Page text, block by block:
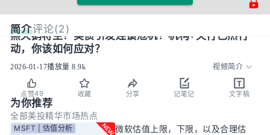
简介评论(2)
黑天鹅将至？美债引发连锁危机！机构+央行已然行
动，你该如何应对？
2026-01-17播放量 8.9k 视频简介
点赞49 收藏 分享 记笔记 文字稿
为你推荐
全部美投精华市场热点
MSFT | 估值分析
微软估值上限，下限，以及合理估